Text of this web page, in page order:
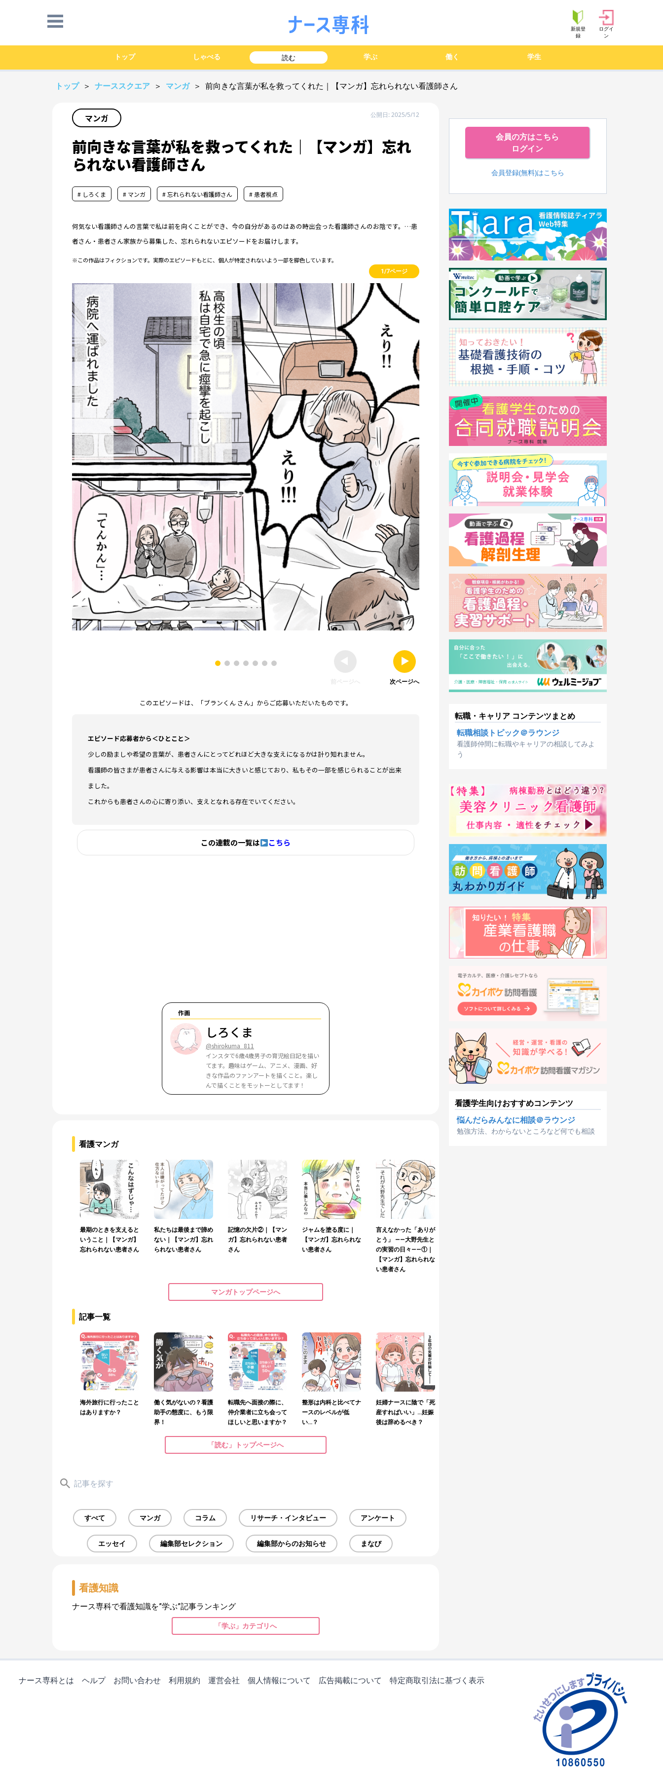
新規登
録
ログイ
ン
トップ しゃべる 読む 学ぶ 働く 学生
トップ ＞ ナーススクエア ＞ マンガ ＞ 前向きな言葉が私を救ってくれた｜【マンガ】忘れられない看護師さん
マンガ 公開日: 2025/5/12
前向きな言葉が私を救ってくれた｜【マンガ】忘れ
られない看護師さん
# しろくま # マンガ # 忘れられない看護師さん # 患者視点
何気ない看護師さんの言葉で私は前を向くことができ、今の自分があるのはあの時出会った看護師さんのお陰です。…患
者さん・患者さん家族から募集した、忘れられないエピソードをお届けします。
※この作品はフィクションです。実際のエピソードもとに、個人が特定されないよう一部を脚色しています。
1/7ページ
次ページへ
このエピソードは、「ブランくん さん」からご応募いただいたものです。
エピソード応募者から＜ひとこと＞
少しの励ましや希望の言葉が、患者さんにとってどれほど大きな支えになるかは計り知れません。
看護師の皆さまが患者さんに与える影響は本当に大きいと感じており、私もその一部を感じられることが出来
ました。
これからも患者さんの心に寄り添い、支えとなれる存在でいてください。
この連載の一覧は こちら
作画
しろくま
@shirokuma_811
インスタで6歳4歳男子の育児絵日記を描い
てます。趣味はゲーム、アニメ、漫画、好
きな作品のファンアートを描くこと。楽し
んで描くことをモットーとしてます！
看護マンガ
最期のときを支えると
いうこと｜【マンガ】
忘れられない患者さん
私たちは最後まで諦め
ない｜【マンガ】忘れ
られない患者さん
記憶の欠片②｜【マン
ガ】忘れられない患者
さん
ジャムを塗る度に｜
【マンガ】忘れられな
い患者さん
言えなかった「ありが
とう」 ——大野先生と
の実習の日々——①｜
【マンガ】忘れられな
い患者さん
マンガトップページへ
記事一覧
海外旅行に行ったこと
はありますか？
働く気がないの？看護
助手の態度に、もう限
界！
転職先へ面接の際に、
仲介業者に立ち会って
ほしいと思いますか？
整形は内科と比べてナ
ースのレベルが低
い…？
妊婦ナースに陰で「死
産すればいい」…妊娠
後は辞めるべき？
「読む」トップページへ
すべて マンガ コラム リサーチ・インタビュー アンケート
エッセイ 編集部セレクション 編集部からのお知らせ まなび
看護知識
ナース専科で看護知識を”学ぶ”記事ランキング
「学ぶ」カテゴリへ
会員の方はこちら
ログイン
会員登録(無料)はこちら
転職・キャリア コンテンツまとめ
転職相談トピック＠ラウンジ
看護師仲間に転職やキャリアの相談してみよ
う
看護学生向けおすすめコンテンツ
悩んだらみんなに相談＠ラウンジ
勉強方法、わからないところなど何でも相談
ナース専科とは ヘルプ お問い合わせ 利用規約 運営会社 個人情報について 広告掲載について 特定商取引法に基づく表示